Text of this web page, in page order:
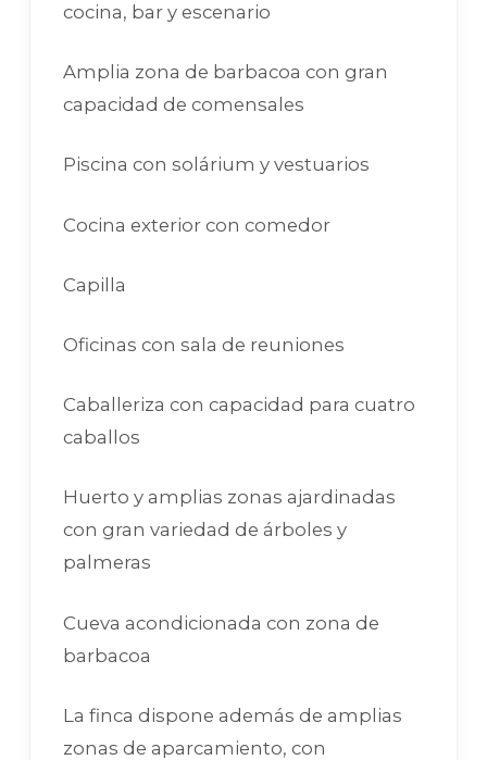
cocina, bar y escenario
Amplia zona de barbacoa con gran
capacidad de comensales
Piscina con solárium y vestuarios
Cocina exterior con comedor
Capilla
Oficinas con sala de reuniones
Caballeriza con capacidad para cuatro
caballos
Huerto y amplias zonas ajardinadas
con gran variedad de árboles y
palmeras
Cueva acondicionada con zona de
barbacoa
La finca dispone además de amplias
zonas de aparcamiento, con